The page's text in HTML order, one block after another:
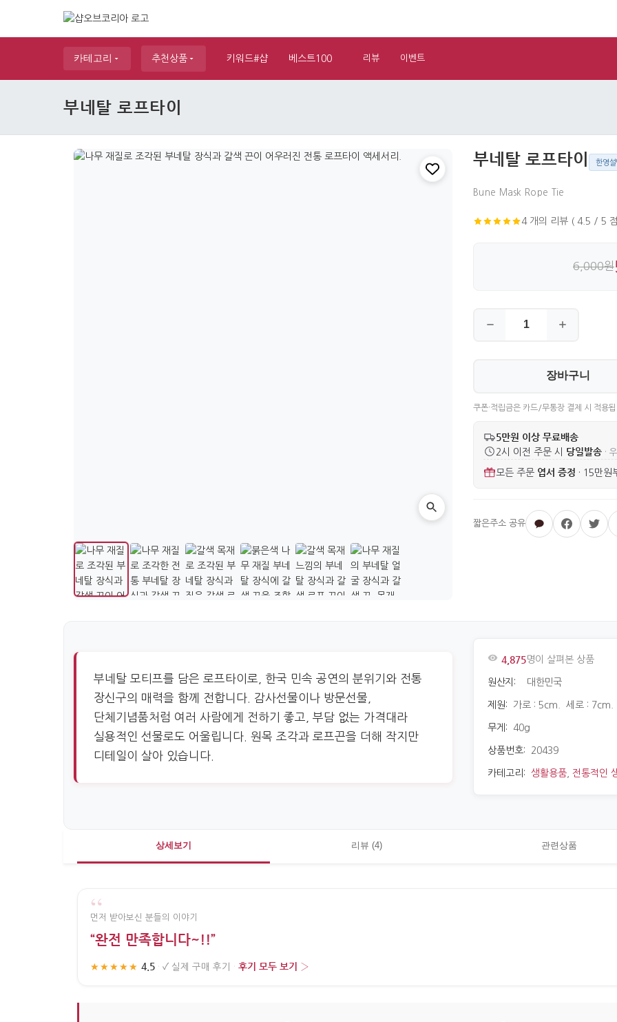
카테고리 추천상품 키워드#샵 베스트100 리뷰 이벤트
부네탈 로프타이
부네탈 로프타이 한영
Bune Mask Rope Tie
4 개의 리뷰 ( 4.5 / 5
6,000원
장바구니
쿠폰·적립금은 카드/무통장 결제 시 적용
5만원 이상 무료배송
2시 이전 주문 시 당일발송 ·
모든 주문 엽서 증정 · 15만원
부네탈 모티프를 담은 로프타이로, 한국 민속 공연의 분위기와 전통
장신구의 매력을 함께 전합니다. 감사선물이나 방문선물,
단체기념품처럼 여러 사람에게 전하기 좋고, 부담 없는 가격대라
실용적인 선물로도 어울립니다. 원목 조각과 로프끈을 더해 작지만
디테일이 살아 있습니다.
4,875명이 살펴본 상품
원산지: 대한민국
제원: 가로 : 5cm. 세로 : 7cm.
무게: 40g
상품번호: 20439
카테고리: 생활용품 전통적인
상세보기 리뷰 (4) 관련상품
“
먼저 받아보신 분들의 이야기
“완전 만족합니다~!!”
★★★★★ 4.5 · ✓ 실제 구매 후기 · 후기 모두 보기 ›